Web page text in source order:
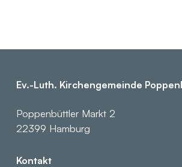
Ev.-Luth. Kirchengemeinde
Poppenbüttler Markt 2
22399 Hamburg
Kontakt